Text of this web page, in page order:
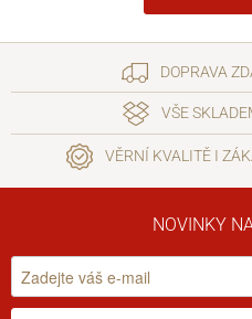
DOPRAVA
VŠE
VĚRNÍ KVALITĚ I
NOVINKY